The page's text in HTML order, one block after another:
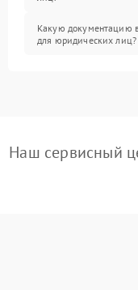
Какую документацию
для юридических лиц?
Наш сервисный